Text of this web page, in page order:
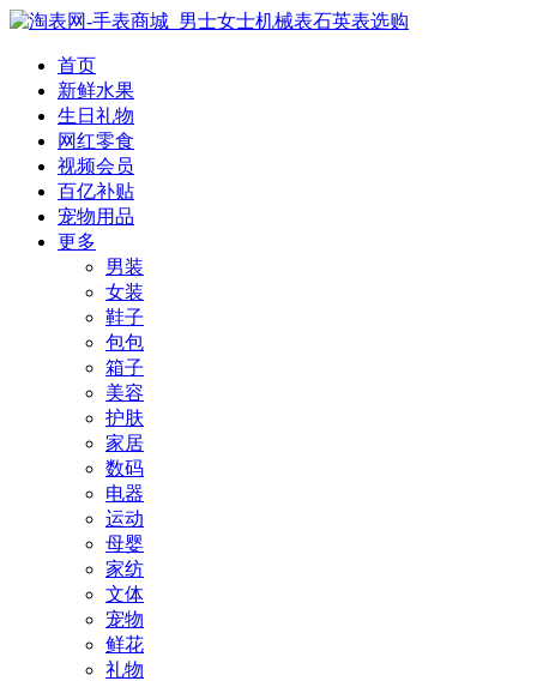
首页
新鲜水果
生日礼物
网红零食
视频会员
百亿补贴
宠物用品
更多
男装
女装
鞋子
包包
箱子
美容
护肤
家居
数码
电器
运动
母婴
家纺
文体
宠物
鲜花
礼物